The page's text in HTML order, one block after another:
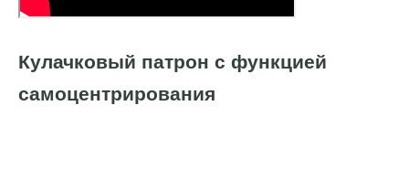
Кулачковый патрон с функцией
самоцентрирования